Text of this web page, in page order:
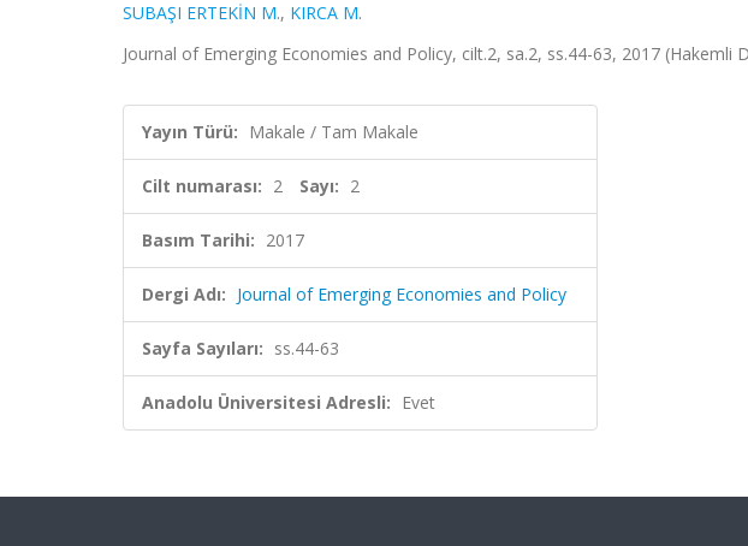
SUBAŞI ERTEKİN M., KIRCA M.
Journal of Emerging Economies and Policy, cilt.2, sa.2, ss.44-63, 2017 (Hakemli
Yayın Türü: Makale / Tam Makale
Cilt numarası: 2 Sayı: 2
Basım Tarihi: 2017
Dergi Adı: Journal of Emerging Economies and Policy
Sayfa Sayıları: ss.44-63
Anadolu Üniversitesi Adresli: Evet